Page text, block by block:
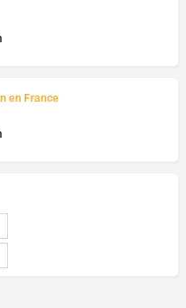
en France